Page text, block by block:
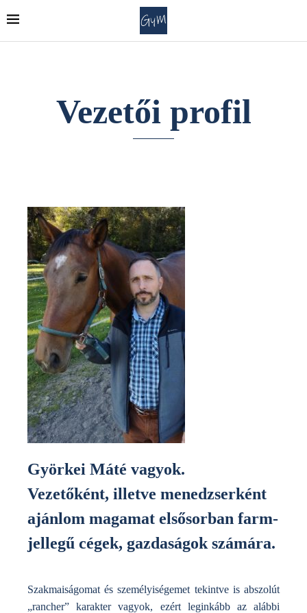
Vezetői profil
Györkei Máté vagyok.
Vezetőként, illetve menedzserként
ajánlom magamat elsősorban farm-
jellegű cégek, gazdaságok számára.
Szakmaiságomat és személyiségemet tekintve is abszolút
„rancher” karakter vagyok, ezért leginkább az alábbi